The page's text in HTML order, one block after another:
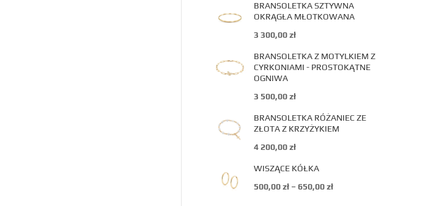
BRANSOLETKA SZTYWNA
OKRĄGŁA MŁOTKOWANA
3 300,00zł
BRANSOLETKA Z MOTYLKIEM Z
CYRKONIAMI - PROSTOKĄTNE
OGNIWA
3 500,00zł
BRANSOLETKA RÓŻANIEC ZE
ZŁOTA Z KRZYŻYKIEM
4 200,00zł
WISZĄCE KÓŁKA
500,00zł – 650,00zł